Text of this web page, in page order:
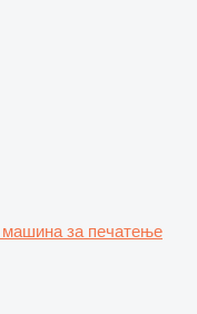
машина за печатење